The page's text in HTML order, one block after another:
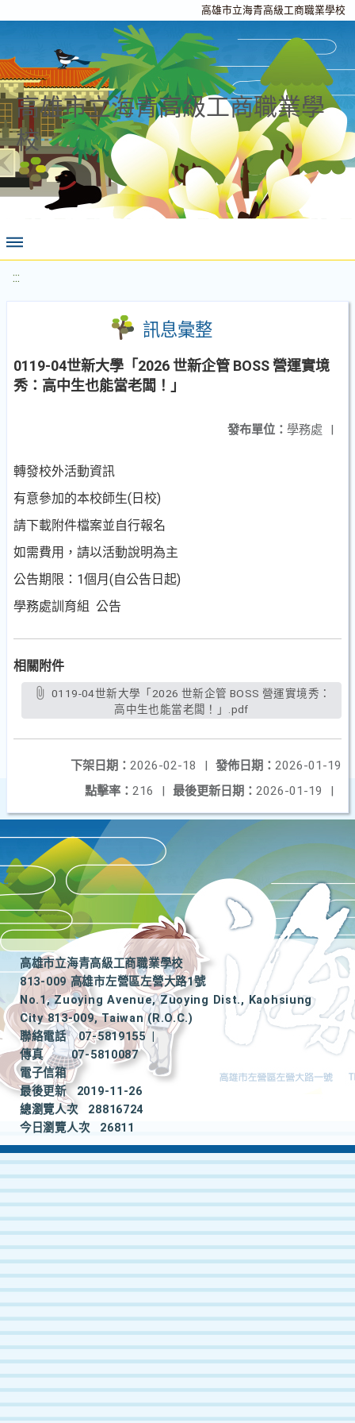
高雄市立海青高級工商職業學校
高雄市立海青高級工商職業學
校
:::
訊息彙整
0119-04世新大學「2026 世新企管 BOSS 營運實境
秀：高中生也能當老闆！」
發布單位： 學務處 |
轉發校外活動資訊
有意參加的本校師生(日校)
請下載附件檔案並自行報名
如需費用，請以活動說明為主
公告期限：1個月(自公告日起)
學務處訓育組 公告
相關附件
高中生也能當老闆！」.pdf
發佈日期： 2026-01-19
下架日期： 2026-02-18
|
最後更新日期： 2026-01-19 |
點擊率： 216 |
高雄市立海青高級工商職業學校
813-009 高雄市左營區左營大路1號
No.1, Zuoying Avenue, Zuoying Dist., Kaohsiung
City 813-009, Taiwan (R.O.C.)
聯絡電話
07-5819155
|
傳真
07-5810087
電子信箱
最後更新
2019-11-26
總瀏覽人次
28816724
今日瀏覽人次
26811